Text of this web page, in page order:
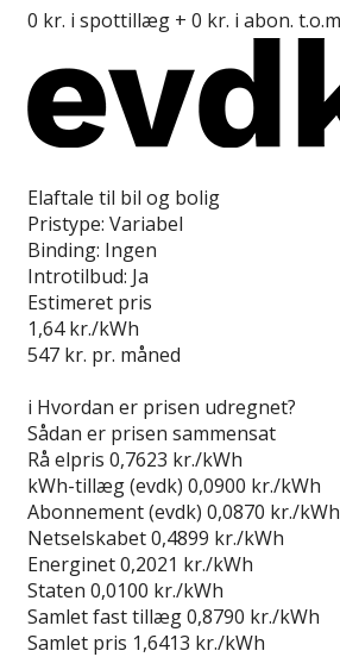
0 kr. i spottillæg + 0 kr. i abon.
Elaftale til bil og bolig
Pristype: Variabel
Binding: Ingen
Introtilbud: Ja
Estimeret pris
1,64 kr./kWh
547 kr. pr. måned
i Hvordan er prisen udregnet?
Sådan er prisen sammensat
Rå elpris 0,7623 kr./kWh
kWh-tillæg (evdk) 0,0900 kr./kWh
Abonnement (evdk) 0,0870 kr./kWh
Netselskabet0,4899 kr./kWh
Energinet0,2021 kr./kWh
Staten 0,0100 kr./kWh
Samlet fast tillæg0,8790 kr./kWh
Samlet pris 1,6413 kr./kWh